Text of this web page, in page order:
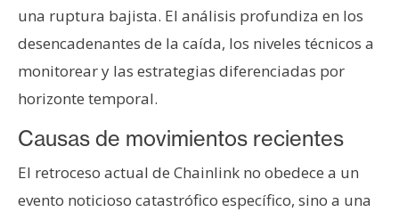
una ruptura bajista. El análisis profundiza en los
desencadenantes de la caída, los niveles técnicos a
monitorear y las estrategias diferenciadas por
horizonte temporal.
Causas de movimientos recientes
El retroceso actual de Chainlink no obedece a un
evento noticioso catastrófico específico, sino a una